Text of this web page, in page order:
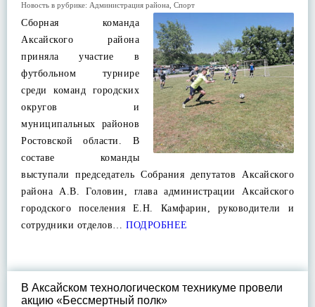
Новость в рубрике: Администрация района Спорт
Сборная команда
Аксайского района
приняла участие в
футбольном турнире
среди команд городских
округов и
муниципальных районов
Ростовской области. В
составе команды
выступали председатель Собрания депутатов Аксайского
района А.В. Головин, глава администрации Аксайского
городского поселения Е.Н. Камфарин, руководители и
сотрудники отделов… ПОДРОБНЕЕ
В Аксайском технологическом техникуме провели
акцию «Бессмертный полк»